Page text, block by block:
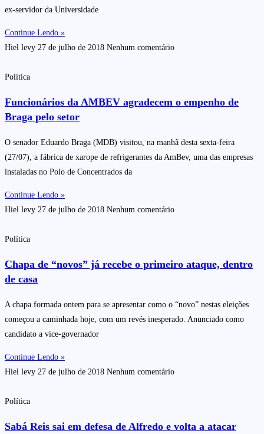
ex-servidor da Universidade
Continue Lendo »
Hiel levy 27 de julho de 2018 Nenhum comentário
Política
Funcionários da AMBEV agradecem o empenho de
Braga pelo setor
O senador Eduardo Braga (MDB) visitou, na manhã desta sexta-feira
(27/07), a fábrica de xarope de refrigerantes da AmBev, uma das empresas
instaladas no Polo de Concentrados da
Continue Lendo »
Hiel levy 27 de julho de 2018 Nenhum comentário
Política
Chapa de “novos” já recebe o primeiro ataque, dentro
de casa
A chapa formada ontem para se apresentar como o “novo” nestas eleições
começou a caminhada hoje, com um revés inesperado. Anunciado como
candidato a vice-governador
Continue Lendo »
Hiel levy 27 de julho de 2018 Nenhum comentário
Política
Sabá Reis sai em defesa de Alfredo e volta a atacar